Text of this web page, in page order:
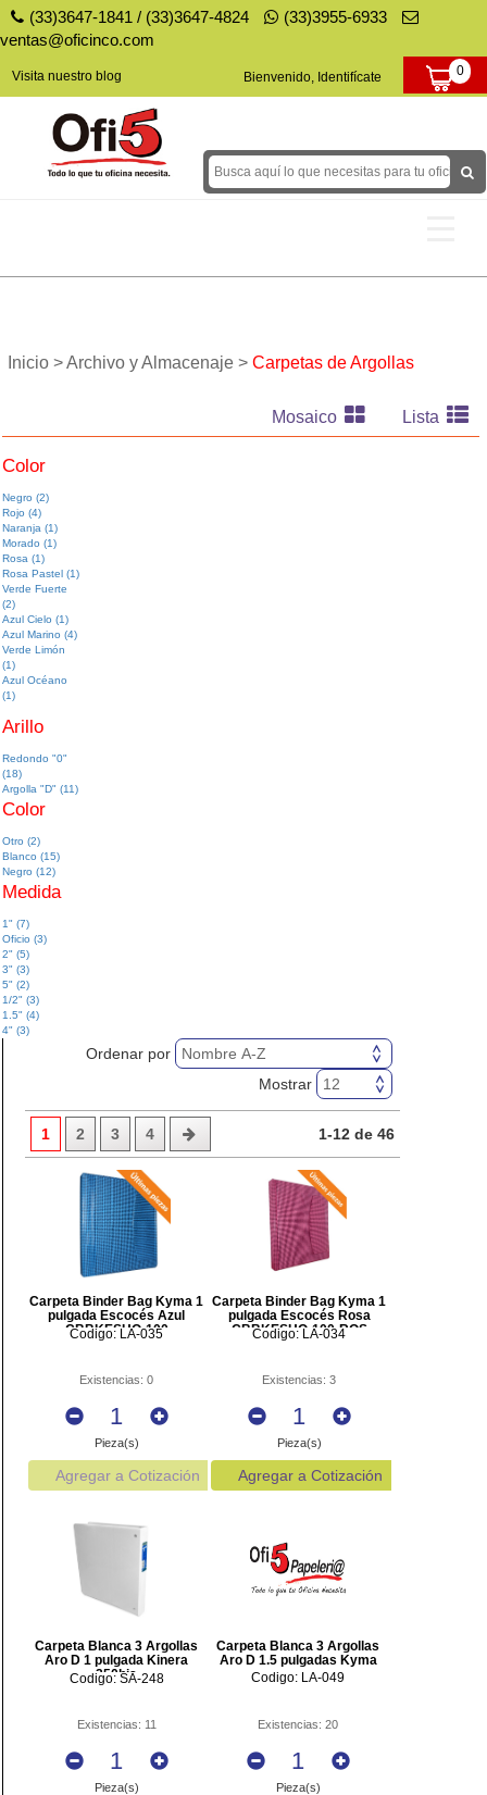
(33)3647-1841 / (33)3647-4824
(33)3955-6933
ventas@oficinco.com
Visita nuestro blog Bienvenido, Identifícate 0
Decoración para Fiestas
Inicio >Archivo y Almacenaje > Carpetas de Argollas
Mosaico Lista
Color
Negro (2)
Rojo (4)
Naranja (1)
Morado (1)
Rosa (1)
Rosa Pastel (1)
Verde Fuerte
(2)
Azul Cielo (1)
Azul Marino (4)
Verde Limón
(1)
Azul Océano
(1)
Arillo
Redondo "0"
(18)
Argolla "D" (11)
Color
Otro (2)
Blanco (15)
Negro (12)
Medida
1" (7)
Oficio (3)
2" (5)
3" (3)
5" (2)
1/2" (3)
1.5" (4)
4" (3)
Ordenar por
Mostrar
1 2 3 4 1-12 de 46
Carpeta Binder Bag Kyma 1
pulgada Escocés Azul
CBBKESHO-100
Codigo: LA-035
Existencias: 0
Pieza(s)
Agregar a Cotización
Carpeta Binder Bag Kyma 1
pulgada Escocés Rosa
CBBKESHO-100-ROS
Codigo: LA-034
Existencias: 3
Pieza(s)
Agregar a Cotización
Carpeta Blanca 3 Argollas
Aro D 1 pulgada Kinera
250hjs
Codigo: SA-248
Existencias: 11
Pieza(s)
Carpeta Blanca 3 Argollas
Aro D 1.5 pulgadas Kyma
Codigo: LA-049
Existencias: 20
Pieza(s)